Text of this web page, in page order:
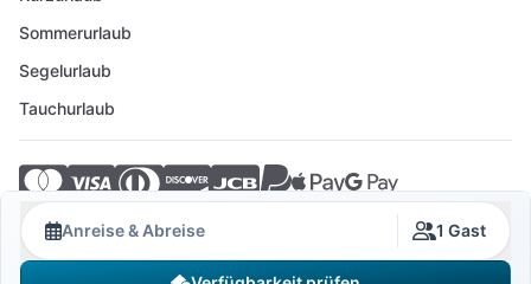
Anreise & Abreise 1 Gast
Sommerurlaub
Segelurlaub
Tauchurlaub
© 2026 Crovillas GmbH